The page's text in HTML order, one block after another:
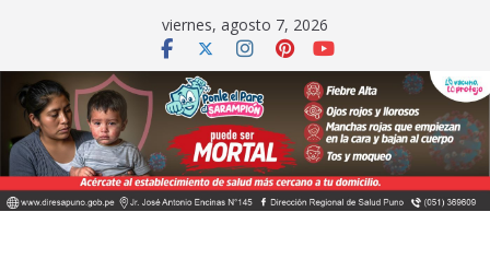
contenido
viernes, agosto 7, 2026